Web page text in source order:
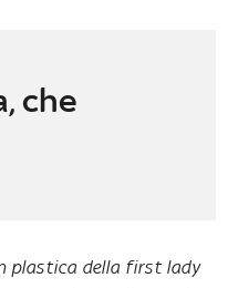
che
plastica della first lady